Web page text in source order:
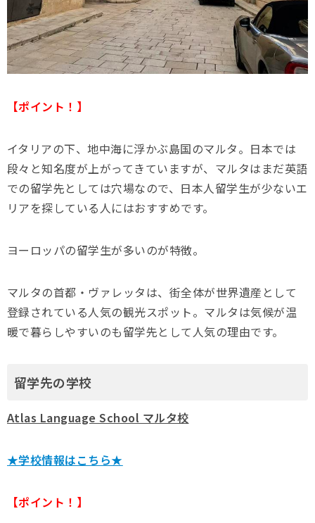
【ポイント！】
イタリアの下、地中海に浮かぶ島国のマルタ。日本では
段々と知名度が上がってきていますが、マルタはまだ英語
での留学先としては穴場なので、日本人留学生が少ないエ
リアを探している人にはおすすめです。
ヨーロッパの留学生が多いのが特徴。
マルタの首都・ヴァレッタは、街全体が世界遺産として
登録されている人気の観光スポット。マルタは気候が温
暖で暮らしやすいのも留学先として人気の理由です。
留学先の学校
Atlas Language School マルタ校
★学校情報はこちら★
【ポイント！】